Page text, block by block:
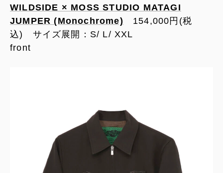
WILDSIDE × MOSS STUDIO MATAGI
JUMPER (Monochrome) 154,000円(税
込) サイズ展開：S/ L/ XXL
front